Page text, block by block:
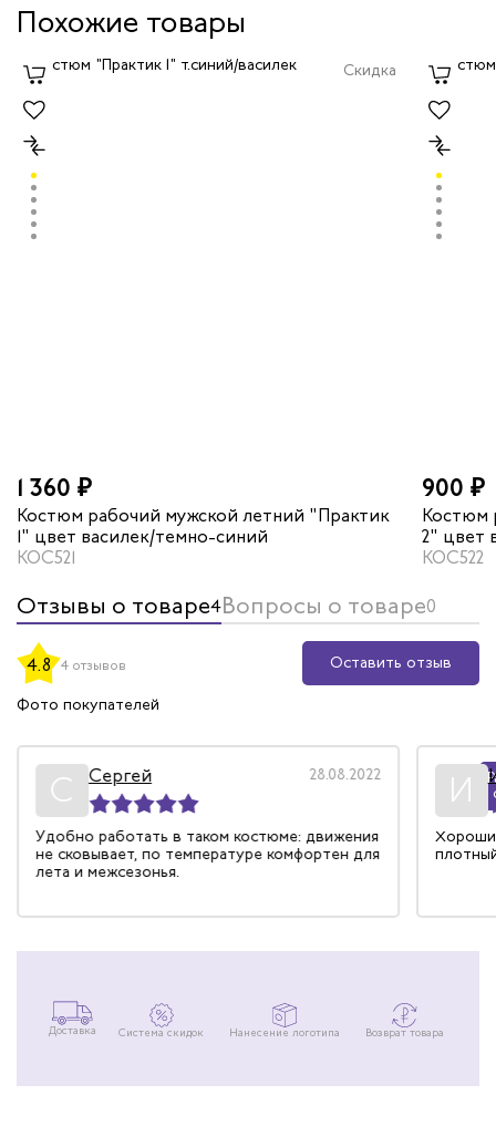
Похожие товары
Скидка
1 360 ₽
Костюм рабочий мужской летний "Практик
1" цвет василек/темно-синий
КОС521
900 ₽
Костюм
2" цвет
КОС522
Отзывы о товаре4Вопросы о товаре0
4.8 4 отзывов
Оставить отзыв
Фото покупателей
С Сергей 28.08.2022
Удобно работать в таком костюме: движения
не сковывает, по температуре комфортен для
лета и межсезонья.
И
Доставка Система скидок Нанесение логотипа Возврат товара